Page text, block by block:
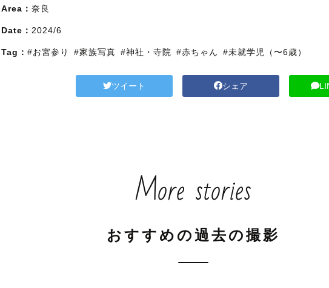
Area： 奈良
Date： 2024/6
Tag： #お宮参り #家族写真 #神社・寺院 #赤ちゃん #未就学児（〜6歳）
ツイート シェア
More stories
おすすめの過去の撮影